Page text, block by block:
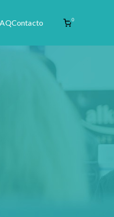
naturales,
Contacto 0